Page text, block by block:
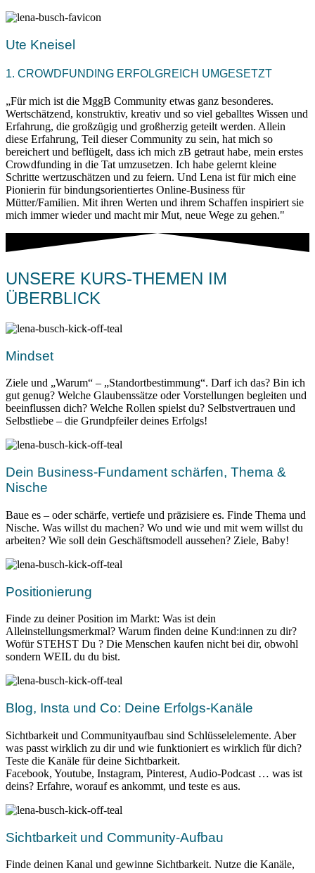
Ute Kneisel
1. CROWDFUNDING ERFOLGREICH UMGESETZT
„Für mich ist die MggB Community etwas ganz besonderes.
Wertschätzend, konstruktiv, kreativ und so viel geballtes Wissen und
Erfahrung, die großzügig und großherzig geteilt werden. Allein
diese Erfahrung, Teil dieser Community zu sein, hat mich so
bereichert und beflügelt, dass ich mich zB getraut habe, mein erstes
Crowdfunding in die Tat umzusetzen. Ich habe gelernt kleine
Schritte wertzuschätzen und zu feiern. Und Lena ist für mich eine
Pionierin für bindungsorientiertes Online-Business für
Mütter/Familien. Mit ihren Werten und ihrem Schaffen inspiriert sie
mich immer wieder und macht mir Mut, neue Wege zu gehen."
UNSERE KURS-THEMEN IM
ÜBERBLICK
Mindset
Ziele und „Warum“ – „Standortbestimmung“. Darf ich das? Bin ich
gut genug? Welche Glaubenssätze oder Vorstellungen begleiten und
beeinflussen dich? Welche Rollen spielst du? Selbstvertrauen und
Selbstliebe – die Grundpfeiler deines Erfolgs!
Dein Business-Fundament schärfen, Thema &
Nische
Baue es – oder schärfe, vertiefe und präzisiere es. Finde Thema und
Nische. Was willst du machen? Wo und wie und mit wem willst du
arbeiten? Wie soll dein Geschäftsmodell aussehen? Ziele, Baby!
Positionierung
Finde zu deiner Position im Markt: Was ist dein
Alleinstellungsmerkmal? Warum finden deine Kund:innen zu dir?
Wofür STEHST Du ? Die Menschen kaufen nicht bei dir, obwohl
sondern WEIL du du bist.
Blog, Insta und Co: Deine Erfolgs-Kanäle
Sichtbarkeit und Communityaufbau sind Schlüsselelemente. Aber
was passt wirklich zu dir und wie funktioniert es wirklich für dich?
Teste die Kanäle für deine Sichtbarkeit.
Facebook, Youtube, Instagram, Pinterest, Audio-Podcast … was ist
deins? Erfahre, worauf es ankommt, und teste es aus.
Sichtbarkeit und Community-Aufbau
Finde deinen Kanal und gewinne Sichtbarkeit. Nutze die Kanäle,